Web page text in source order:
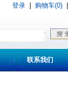
登录 购物车(0)
联系我们